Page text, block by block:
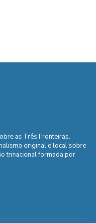
as Três Fronteiras.
original e local sobre
trinacional formada por